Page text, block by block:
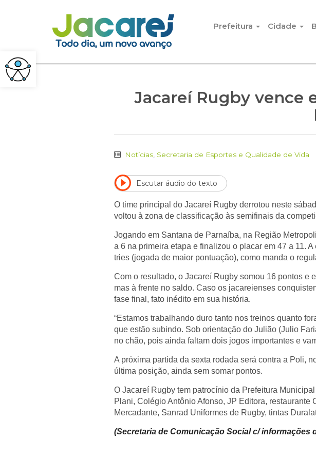
Pular para o conteúdo
Prefeitura
Cidade
Jacareí Rugby vence
Notícias Secretaria de Esportes e Qualidade de Vida
Escutar áudio do texto
O time principal do Jacareí Rugby derrotou neste
voltou à zona de classificação às semifinais da
Jogando em Santana de Parnaíba, na Região
a 6 na primeira etapa e finalizou o placar em 47 a 11.
tries (jogada de maior pontuação), como manda o
Com o resultado, o Jacareí Rugby somou 16 pontos e
mas à frente no saldo. Caso os jacareienses
fase final, fato inédito em sua história.
“Estamos trabalhando duro tanto nos treinos quanto
que estão subindo. Sob orientação do Julião (Julio
no chão, pois ainda faltam dois jogos importantes e
A próxima partida da sexta rodada será contra a Poli,
última posição, ainda sem somar pontos.
O Jacareí Rugby tem patrocínio da Prefeitura
Plani, Colégio Antônio Afonso, JP Editora,
Mercadante, Sanrad Uniformes de Rugby, tintas
(Secretaria de Comunicação Social c/ informações